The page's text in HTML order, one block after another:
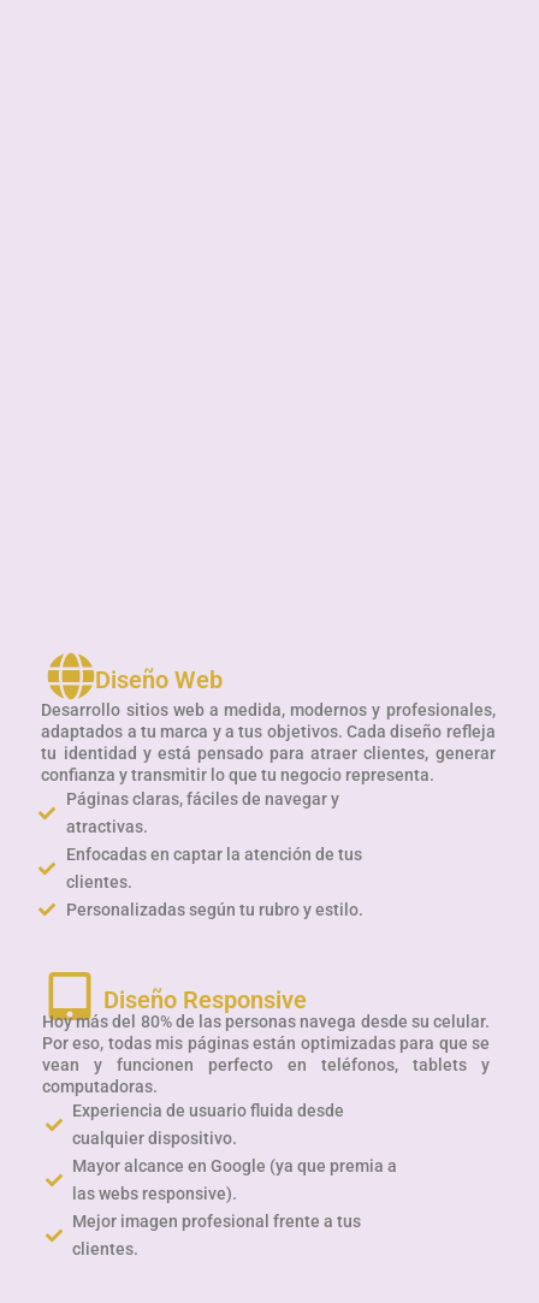
Diseño Web
Desarrollo sitios web a medida, modernos y profesionales,
adaptados a tu marca y a tus objetivos. Cada diseño refleja
tu identidad y está pensado para atraer clientes, generar
confianza y transmitir lo que tu negocio representa.
Páginas claras, fáciles de navegar y
atractivas.
Enfocadas en captar la atención de tus
clientes.
Personalizadas según tu rubro y estilo.
Diseño Responsive
Hoy más del 80% de las personas navega desde su celular.
Por eso, todas mis páginas están optimizadas para que se
vean y funcionen perfecto en teléfonos, tablets y
computadoras.
Experiencia de usuario fluida desde
cualquier dispositivo.
Mayor alcance en Google (ya que premia a
las webs responsive).
Mejor imagen profesional frente a tus
clientes.